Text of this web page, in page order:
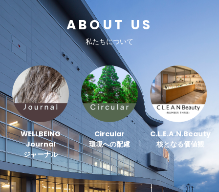
ABOUT US
私たちについて
WELLBEING
Journal
ジャーナル
Circular
環境への配慮
C.L.E.A.N.Beauty
核となる価値観